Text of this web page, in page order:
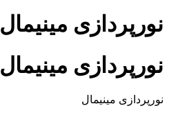
نورپردازی مینیمال
نورپردازی مینیمال
نورپردازی مینیمال